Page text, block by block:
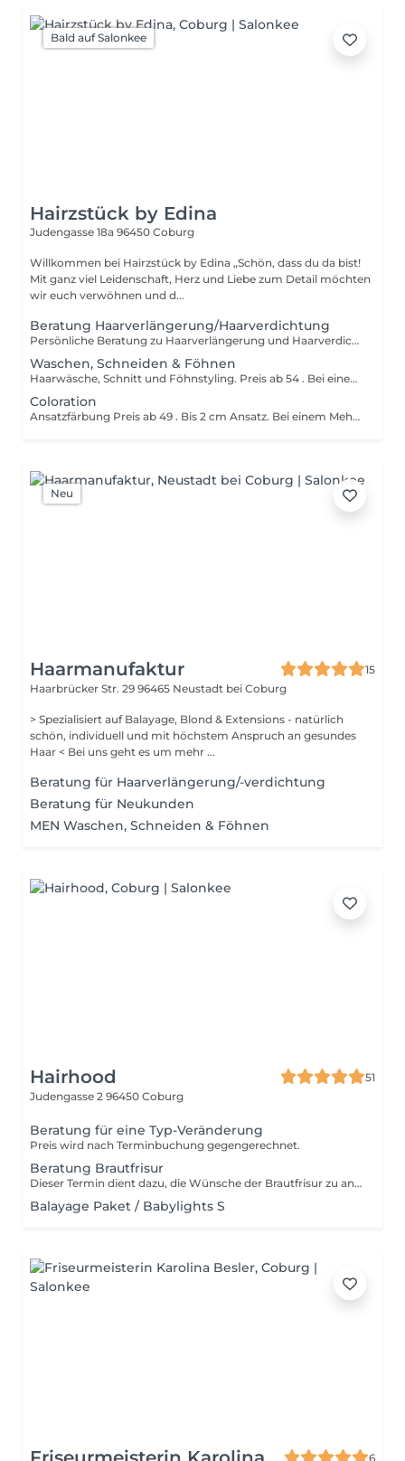
Bald auf Salonkee
Hairzstück by Edina
Judengasse 18a 96450 Coburg
Willkommen bei Hairzstück by Edina „Schön, dass du da bist!
Mit ganz viel Leidenschaft, Herz und Liebe zum Detail möchten
wir euch verwöhnen und d...
Beratung Haarverlängerung/Haarverdichtung
Persönliche Beratung zu Haarverlängerung und Haarverdichtung.
Waschen, Schneiden & Föhnen
Haarwäsche, Schnitt und Föhnstyling. Preis ab 54 . Bei einem Mehraufwand behalten wir uns vor, den Preis entsprechend anzupassen.
Coloration
Ansatzfärbung Preis ab 49 . Bis 2 cm Ansatz. Bei einem Mehraufwand behalten wir uns vor, den Preis entsprechend anzupassen.
Neu
Haarmanufaktur
15
Haarbrücker Str. 29 96465 Neustadt bei Coburg
> Spezialisiert auf Balayage, Blond & Extensions - natürlich
schön, individuell und mit höchstem Anspruch an gesundes
Haar < Bei uns geht es um mehr ...
Beratung für Haarverlängerung/-verdichtung
Beratung für Neukunden
MEN Waschen, Schneiden & Föhnen
Hairhood
51
Judengasse 2 96450 Coburg
Beratung für eine Typ-Veränderung
Preis wird nach Terminbuchung gegengerechnet.
Beratung Brautfrisur
Dieser Termin dient dazu, die Wünsche der Brautfrisur zu analysieren. Der Betrag wird bei Buchung der Brautfrisur gut geschrieben.
Balayage Paket / Babylights S
6